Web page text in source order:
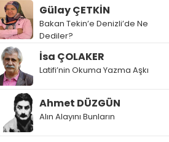
Gülay ÇETKİN
Bakan Tekin’e Denizli’de Ne
Dediler?
İsa ÇOLAKER
Latifi’nin Okuma Yazma Aşkı
Ahmet DÜZGÜN
Alın Alayını Bunların